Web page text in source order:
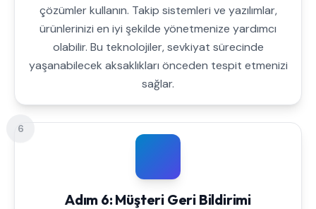
çözümler kullanın. Takip sistemleri ve yazılımlar,
ürünlerinizi en iyi şekilde yönetmenize yardımcı
olabilir. Bu teknolojiler, sevkiyat sürecinde
yaşanabilecek aksaklıkları önceden tespit etmenizi
sağlar.
6
Adım 6: Müşteri Geri Bildirimi